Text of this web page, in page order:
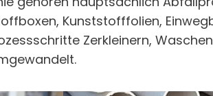
Kunststofffolien,
Zerkleinern,